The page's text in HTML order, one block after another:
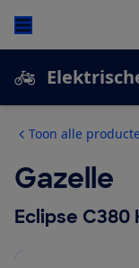
Toon alle
Gazelle
Eclipse C380